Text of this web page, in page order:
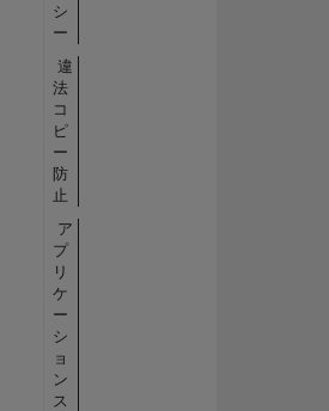
シ
ー
違
法
コ
ピ
ー
防
止
ア
プ
リ
ケ
ー
シ
ョ
ン
ス